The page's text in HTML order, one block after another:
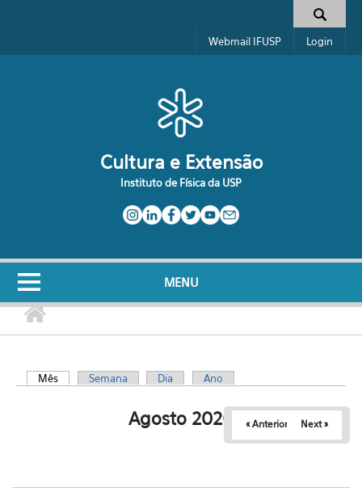
Formulário de busca
Webmail IFUSP Login
Cultura e Extensão
Instituto de Física da USP
MENU
Mês (aba ativa)Semana Dia Ano
Agosto 2026 « Anterior Next »